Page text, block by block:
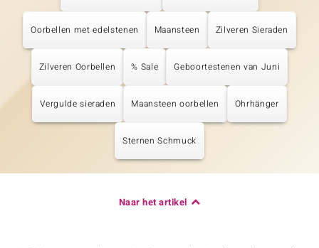
Oorbellen met edelstenen Maansteen Zilveren Sieraden
Zilveren Oorbellen % Sale Geboortestenen van Juni
Vergulde sieraden Maansteen oorbellen Ohrhänger
Sternen Schmuck
Naar het artikel